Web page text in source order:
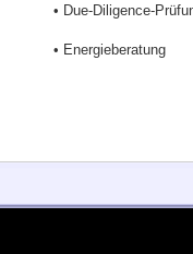
• Due-Diligence-
• Energieberatung